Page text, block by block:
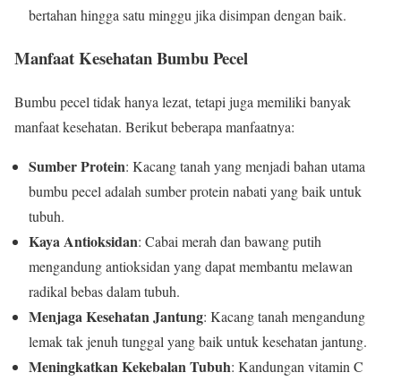
bertahan hingga satu minggu jika disimpan dengan baik.
Manfaat Kesehatan Bumbu Pecel
Bumbu pecel tidak hanya lezat, tetapi juga memiliki banyak
manfaat kesehatan. Berikut beberapa manfaatnya:
Sumber Protein: Kacang tanah yang menjadi bahan utama
bumbu pecel adalah sumber protein nabati yang baik untuk
tubuh.
Kaya Antioksidan: Cabai merah dan bawang putih
mengandung antioksidan yang dapat membantu melawan
radikal bebas dalam tubuh.
Menjaga Kesehatan Jantung: Kacang tanah mengandung
lemak tak jenuh tunggal yang baik untuk kesehatan jantung.
Meningkatkan Kekebalan Tubuh: Kandungan vitamin C